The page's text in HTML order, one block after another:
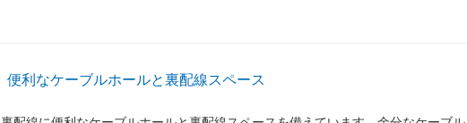
便利なケーブルホールと裏配線スペース